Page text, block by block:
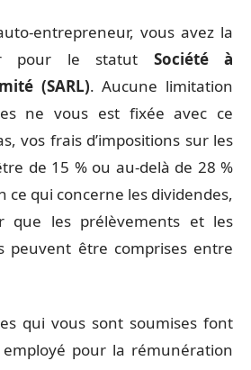
entrepreneur, vous avez la
pour le statut Société à
(SARL). Aucune limitation
ne vous est fixée avec ce
vos frais d’impositions sur les
de 15 % ou au-delà de 28 %
ce qui concerne les dividendes,
que les prélèvements et les
peuvent être comprises entre
qui vous sont soumises font
pour la rémunération